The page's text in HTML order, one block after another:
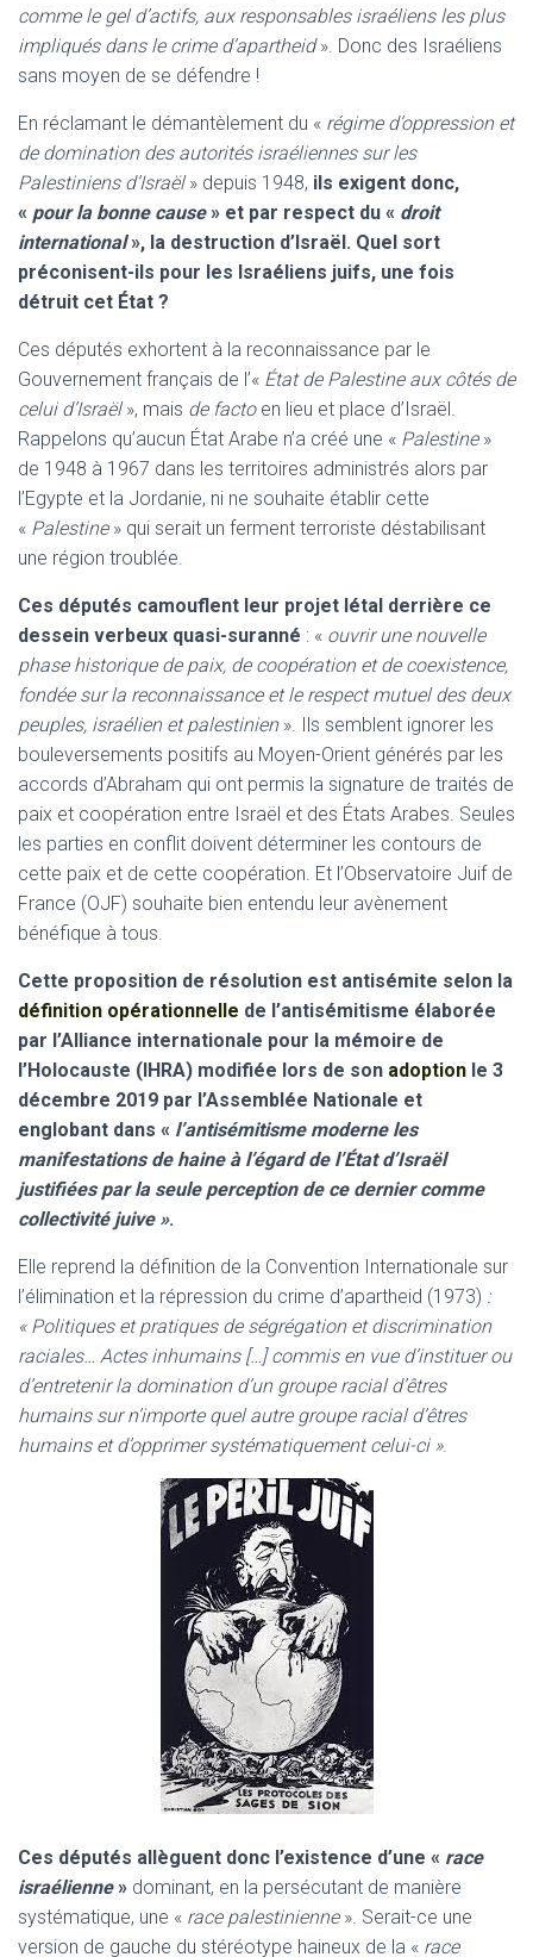
comme le gel d’actifs, aux responsables israéliens les plus
impliqués dans le crime d’apartheid». Donc des Israéliens
sans moyen de se défendre !
En réclamant le démantèlement du « régime d’oppression et
de domination des autorités israéliennes sur les
Palestiniens d’Israël» depuis 1948, ils exigent donc,
« pour la bonne cause» et par respect du « droit
international», la destruction d’Israël. Quel sort
préconisent-ils pour les Israéliens juifs, une fois
détruit cet État ?
Ces députés exhortent à la reconnaissance par le
Gouvernement français de l’« État de Palestine aux côtés de
celui d’Israël», mais de factoen lieu et place d’Israël.
Rappelons qu’aucun État Arabe n’a créé une « Palestine»
de 1948 à 1967 dans les territoires administrés alors par
l’Egypte et la Jordanie, ni ne souhaite établir cette
« Palestine» qui serait un ferment terroriste déstabilisant
une région troublée.
Ces députés camouflent leur projet létal derrière ce
dessein verbeux quasi-suranné : « ouvrir une nouvelle
phase historique de paix, de coopération et de coexistence,
fondée sur la reconnaissance et le respect mutuel des deux
peuples, israélien et palestinien». Ils semblent ignorer les
bouleversements positifs au Moyen-Orient générés par les
accords d’Abraham qui ont permis la signature de traités de
paix et coopération entre Israël et des États Arabes. Seules
les parties en conflit doivent déterminer les contours de
cette paix et de cette coopération. Et l’Observatoire Juif de
France (OJF) souhaite bien entendu leur avènement
bénéfique à tous.
Cette proposition de résolution est antisémite selon la
définition opérationnelle de l’antisémitisme élaborée
par l’Alliance internationale pour la mémoire de
l’Holocauste (IHRA) modifiée lors de son adoption le 3
décembre 2019 par l’Assemblée Nationale et
englobant dans « l’antisémitisme moderne les
manifestations de haine à l’égard de l’État d’Israël
justifiées par la seule perception de ce dernier comme
collectivité juive ».
Elle reprend la définition de la Convention Internationale sur
l’élimination et la répression du crime d’apartheid (1973) :
« Politiques et pratiques de ségrégation et discrimination
raciales… Actes inhumains […] commis en vue d’instituer ou
d’entretenir la domination d’un groupe racial d’êtres
humains sur n’importe quel autre groupe racial d’êtres
humains et d’opprimer systématiquement celui-ci ».
Ces députés allèguent donc l’existence d’une « race
israélienne» dominant, en la persécutant de manière
systématique, une « race palestinienne». Serait-ce une
version de gauche du stéréotype haineux de la « race